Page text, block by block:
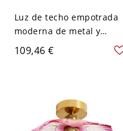
Luz de techo empotrada
moderna de metal y
acrílico con bombilla LED
incluida - 110 A 120 V
109,46 €